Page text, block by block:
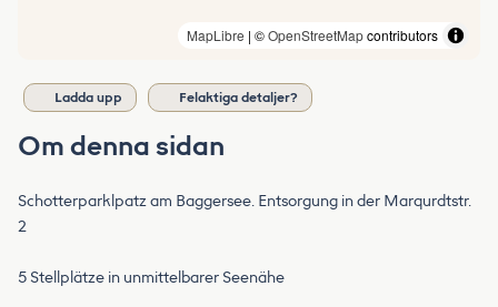
MapLibre | ©OpenStreetMapcontributors
Ladda upp Felaktiga detaljer?
Om denna sidan
Schotterparklpatz am Baggersee. Entsorgung in der Marqurdtstr.
2
5 Stellplätze in unmittelbarer Seenähe